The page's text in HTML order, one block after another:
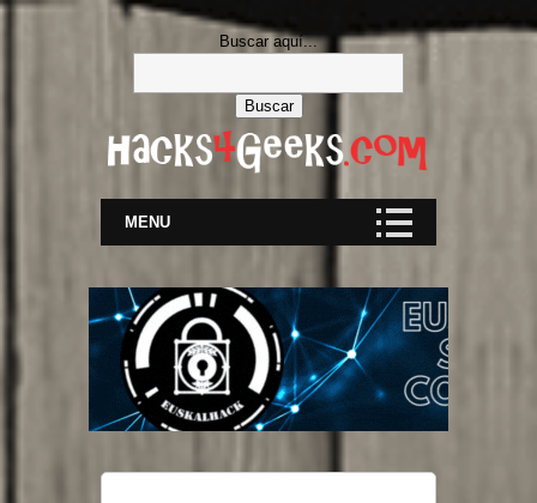
Buscar aquí...
MENU